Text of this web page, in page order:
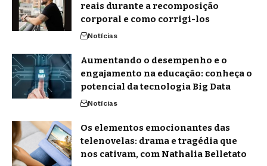
reais durante a recomposição
corporal e como corrigi-los
Notícias
Aumentando o desempenho e o
engajamento na educação: conheça o
potencial da tecnologia Big Data
Notícias
Os elementos emocionantes das
telenovelas: drama e tragédia que
nos cativam, com Nathalia Belletato